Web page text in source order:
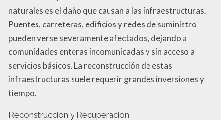
naturales es el daño que causan a las infraestructuras.
Puentes, carreteras, edificios y redes de suministro
pueden verse severamente afectados, dejando a
comunidades enteras incomunicadas y sin acceso a
servicios básicos. La reconstrucción de estas
infraestructuras suele requerir grandes inversiones y
tiempo.
Reconstrucción y Recuperación